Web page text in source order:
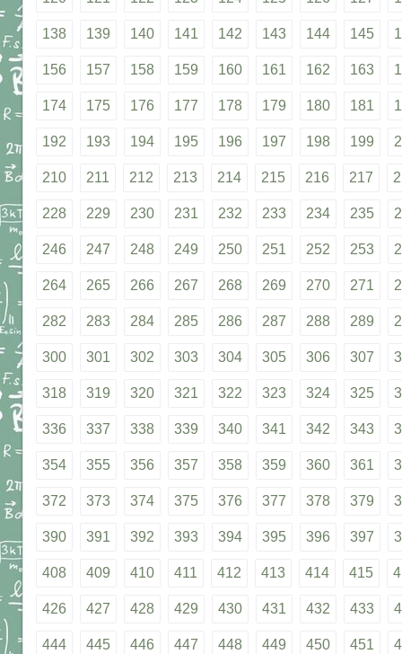
138 139 140 141 142 143 144 145
156 157 158 159 160 161 162 163
174 175 176 177 178 179 180 181
192 193 194 195 196 197 198 199
210 211 212 213 214 215 216 217
228 229 230 231 232 233 234 235
246 247 248 249 250 251 252 253
264 265 266 267 268 269 270 271
282 283 284 285 286 287 288 289
300 301 302 303 304 305 306 307
318 319 320 321 322 323 324 325
336 337 338 339 340 341 342 343
354 355 356 357 358 359 360 361
372 373 374 375 376 377 378 379
390 391 392 393 394 395 396 397
408 409 410 411 412 413 414 415
426 427 428 429 430 431 432 433
444 445 446 447 448 449 450 451